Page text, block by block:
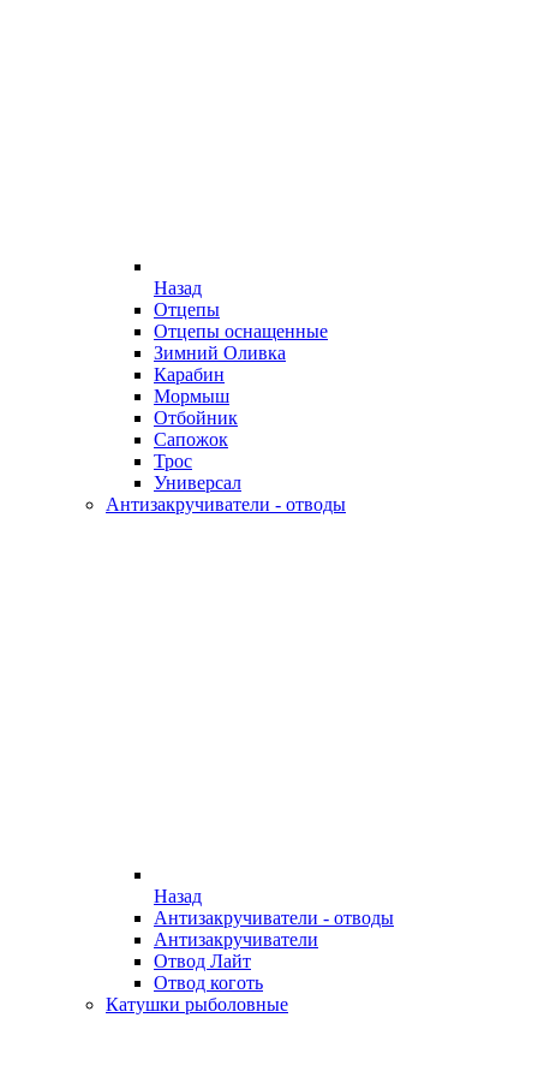
Назад
Отцепы
Отцепы оснащенные
Зимний Оливка
Карабин
Мормыш
Отбойник
Сапожок
Трос
Универсал
Антизакручиватели - отводы
Назад
Антизакручиватели - отводы
Антизакручиватели
Отвод Лайт
Отвод коготь
Катушки рыболовные